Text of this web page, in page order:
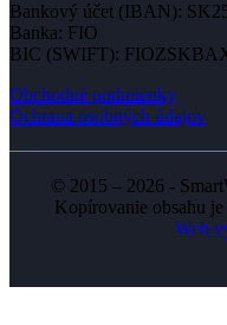
Bankový účet (IBAN):
Banka: FIO
BIC (SWIFT):
Obchodné podmienky
Ochrana osobných údajov
© 2015 – 2026 -
Kopírovanie obsahu
Web